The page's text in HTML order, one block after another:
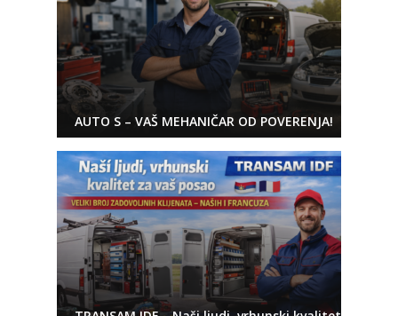
AUTO S – VAŠ MEHANIČAR OD POVERENJA!